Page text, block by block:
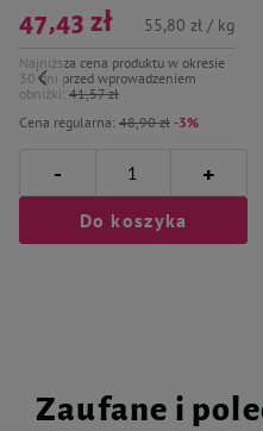
Cena regularna: 48,90 zł -3%
47,43 zł
Najniższa cena produktu w okresie
30 dni przed wprowadzeniem
obniżki: 41,57 zł
55,80 zł / kg
- +
Do koszyka
Zaufane i